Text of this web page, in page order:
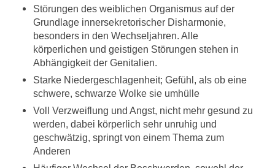
Störungen des weiblichen Organismus auf der
Grundlage innersekretorischer Disharmonie,
besonders in den Wechseljahren. Alle
körperlichen und geistigen Störungen stehen in
Abhängigkeit der Genitalien.
Starke Niedergeschlagenheit; Gefühl, als ob eine
schwere, schwarze Wolke sie umhülle
Voll Verzweiflung und Angst, nicht mehr gesund zu
werden, dabei körperlich sehr unruhig und
geschwätzig, springt von einem Thema zum
Anderen